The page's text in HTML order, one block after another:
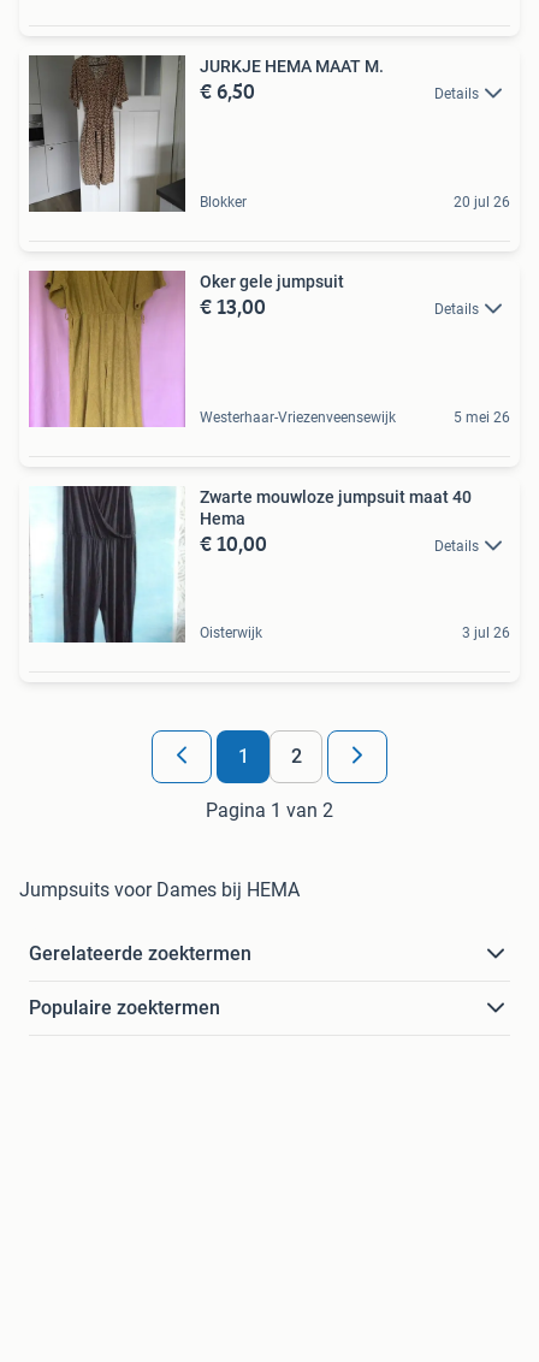
JURKJE HEMA MAAT M.
€ 6,50 Details
Blokker 20 jul 26
Oker gele jumpsuit
€ 13,00 Details
Westerhaar-Vriezenveensewijk 5 mei 26
Zwarte mouwloze jumpsuit maat 40
Hema
€ 10,00 Details
Oisterwijk 3 jul 26
1 2
Pagina 1 van 2
Jumpsuits voor Dames bij HEMA
Gerelateerde zoektermen
Populaire zoektermen